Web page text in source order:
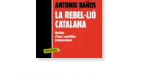
50%
dcto.